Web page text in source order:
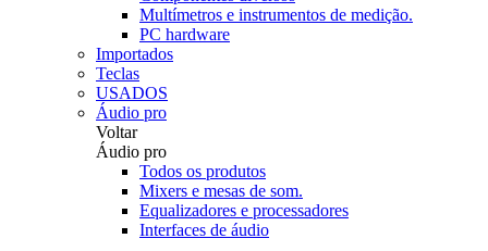
Multímetros e instrumentos de medição.
PC hardware
Importados
Teclas
USADOS
Áudio pro
Voltar
Áudio pro
Todos os produtos
Mixers e mesas de som.
Equalizadores e processadores
Interfaces de áudio